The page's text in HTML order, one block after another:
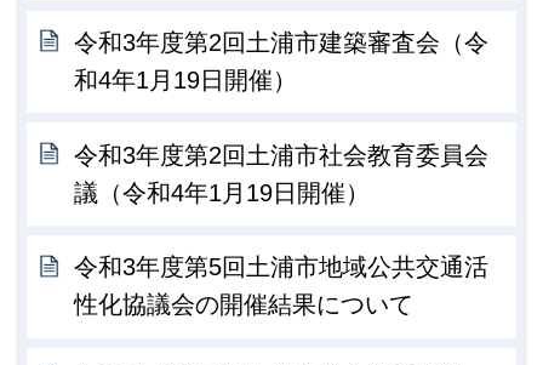
令和3年度第2回土浦市建築審査会（令
和4年1月19日開催）
令和3年度第2回土浦市社会教育委員会
議（令和4年1月19日開催）
令和3年度第5回土浦市地域公共交通活
性化協議会の開催結果について